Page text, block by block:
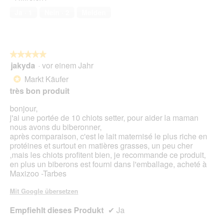
e
n
i
s
t
)
W
u
n
d
e
r
b
a
r
m
i
t
d
★★★★★
★★★★★
5
Sternen.
jakyda · vor einem Jahr
* Markt Käufer
très bon produit
bonjour,
j'ai une portée de 10 chiots setter, pour aider la maman
nous avons du biberonner,
après comparaison, c'est le lait maternisé le plus riche en
protéines et surtout en matières grasses, un peu cher
,mais les chiots profitent bien, je recommande ce produit,
en plus un biberons est fourni dans l'emballage, acheté à
Maxizoo -Tarbes
Mit Google übersetzen
Empfiehlt dieses Produkt ✔ Ja